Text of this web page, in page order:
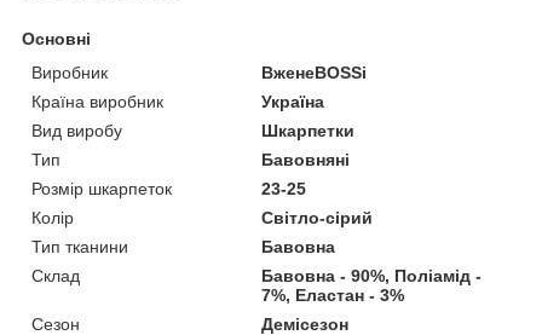
Основні
Виробник
ВженеBOSSі
Країна виробник
Україна
Вид виробу
Шкарпетки
Тип
Бавовняні
Розмір шкарпеток
23-25
Колір
Світло-сірий
Тип тканини
Бавовна
Склад
Бавовна - 90%, Поліамід -
7%, Еластан - 3%
Сезон
Демісезон